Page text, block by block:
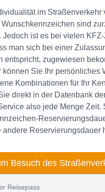
im
sind
ist es bei vielen
man sich bei einer
entspricht, zugewiesen
Sie Ihr
Kombinationen für Ihr
direkt in der Datenbank
also jede Menge
Reservierungsdauer
Besuch des
Reisepass